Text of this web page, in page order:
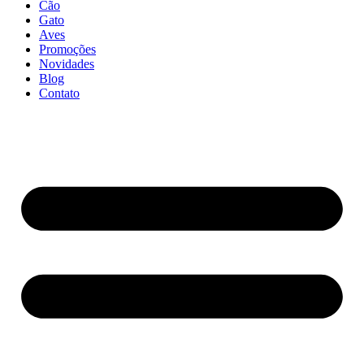
Cão
Gato
Aves
Promoções
Novidades
Blog
Contato